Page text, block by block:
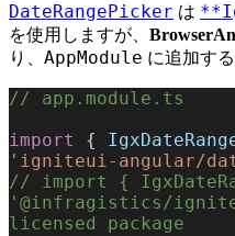
DateRangePicker は
を使用しますが、
り、 AppModule に追加す
// app.module.ts
import
{
'igniteui-angular/
// import {
'@infragistics/
licensed package